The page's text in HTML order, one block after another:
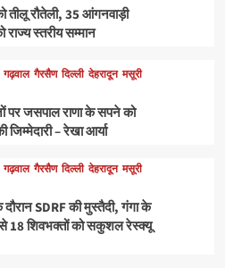
तीलू रौतेली, 35 आंगनवाड़ी
राज्य स्तरीय सम्मान
गढ़वाल गैरसैण दिल्ली देहरादून मसूरी
पर जसपाल राणा के सपने को
– रेखा आर्या
गढ़वाल गैरसैण दिल्ली देहरादून मसूरी
SDRF की मुस्तैदी, गंगा के
18 शिवभक्तों को सकुशल रेस्क्यू